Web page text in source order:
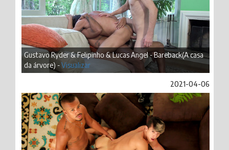
Gustavo Ryder & Felipinho & Lucas Angel - Bareback(A casa
da árvore) -Visualizar
2021-04-06